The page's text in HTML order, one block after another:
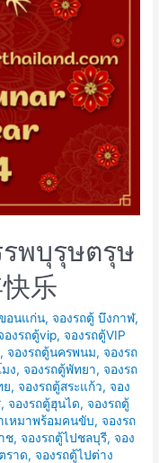
รพบุรุษตรุษ
乐
อนแก่น,จองรถตู้ บึงกาฬ,
องรถตู้vip,จองรถตู้VIP
,จองรถตู้นครพนม,จองรถ
ง,จองรถตู้พัทยา,จองรถ
ย,จองรถตู้สระแก้ว,จอง
,จองรถตู้ฮุนได,จองรถตู้
เหมาพร้อมคนขับ,จองรถ
ช,จองรถตู้ไปชลบุรี,จอง
ราด,จองรถตู้ไปต่าง